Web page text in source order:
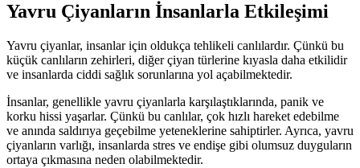
Yavru Çiyanların İnsanlarla Etkileşimi
Yavru çiyanlar, insanlar için oldukça tehlikeli canlılardır. Çünkü bu
küçük canlıların zehirleri, diğer çiyan türlerine kıyasla daha etkilidir
ve insanlarda ciddi sağlık sorunlarına yol açabilmektedir.
İnsanlar, genellikle yavru çiyanlarla karşılaştıklarında, panik ve
korku hissi yaşarlar. Çünkü bu canlılar, çok hızlı hareket edebilme
ve anında saldırıya geçebilme yeteneklerine sahiptirler. Ayrıca, yavru
çiyanların varlığı, insanlarda stres ve endişe gibi olumsuz duyguların
ortaya çıkmasına neden olabilmektedir.